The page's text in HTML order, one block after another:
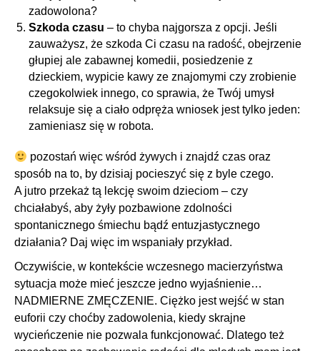
zadowolona?
Szkoda czasu – to chyba najgorsza z opcji. Jeśli
zauważysz, że szkoda Ci czasu na radość, obejrzenie
głupiej ale zabawnej komedii, posiedzenie z
dzieckiem, wypicie kawy ze znajomymi czy zrobienie
czegokolwiek innego, co sprawia, że Twój umysł
relaksuje się a ciało odpręża wniosek jest tylko jeden:
zamieniasz się w robota.
pozostań więc wśród żywych i znajdź czas oraz
sposób na to, by dzisiaj pocieszyć się z byle czego.
A jutro przekaż tą lekcję swoim dzieciom – czy
chciałabyś, aby żyły pozbawione zdolności
spontanicznego śmiechu bądź entuzjastycznego
działania? Daj więc im wspaniały przykład.
Oczywiście, w kontekście wczesnego macierzyństwa
sytuacja może mieć jeszcze jedno wyjaśnienie…
NADMIERNE ZMĘCZENIE. Ciężko jest wejść w stan
euforii czy choćby zadowolenia, kiedy skrajne
wycieńczenie nie pozwala funkcjonować. Dlatego też